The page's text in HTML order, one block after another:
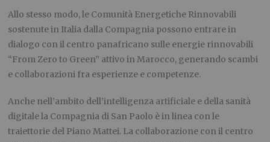
Allo stesso modo, le Comunità Energetiche Rinnovabili
sostenute in Italia dalla Compagnia possono entrare in
dialogo con il centro panafricano sulle energie rinnovabili
“From Zero to Green” attivo in Marocco, generando scambi
e collaborazioni fra esperienze e competenze.
Anche nell’ambito dell’intelligenza artificiale e della sanità
digitale la Compagnia di San Paolo è in linea con le
traiettorie del Piano Mattei. La collaborazione con il centro